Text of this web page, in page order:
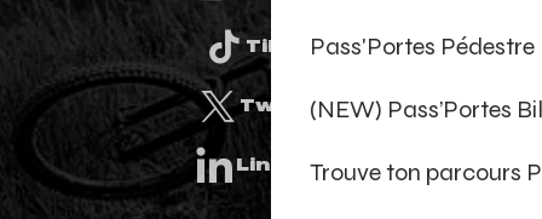
Pass'Portes Pédestre
(NEW) Pass’Portes
Trouve ton parcours
Tiktok
Twitter
Linkedin